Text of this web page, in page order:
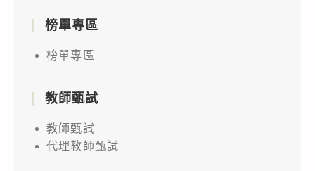
榜單專區
榜單專區
教師甄試
教師甄試
代理教師甄試